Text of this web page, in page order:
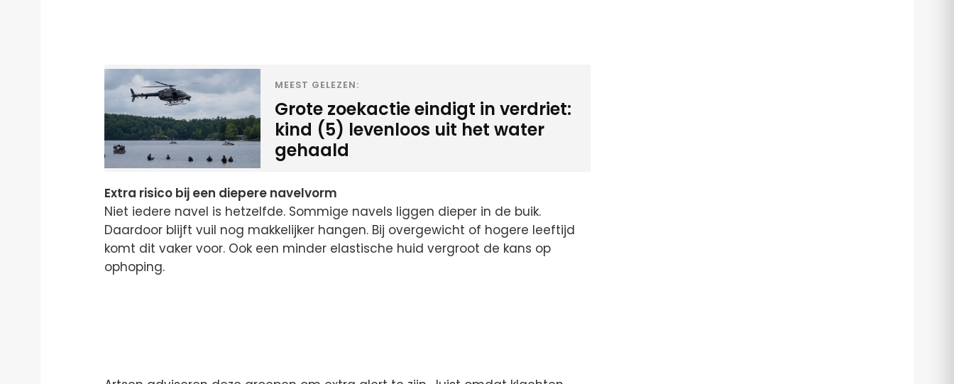
MEEST GELEZEN:
Grote zoekactie eindigt in verdriet:
kind (5) levenloos uit het water
gehaald
Extra risico bij een diepere navelvorm
Niet iedere navel is hetzelfde. Sommige navels liggen dieper in de buik.
Daardoor blijft vuil nog makkelijker hangen. Bij overgewicht of hogere leeftijd
komt dit vaker voor. Ook een minder elastische huid vergroot de kans op
ophoping.